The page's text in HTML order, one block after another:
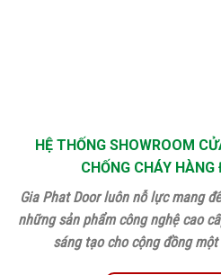
HỆ THỐNG SHOWROOM
CHỐNG CHÁY
Gia Phat Door luôn nỗ lực mang
những sản phẩm công nghệ cao
sáng tạo cho cộng đồng